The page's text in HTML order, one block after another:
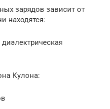
зарядов зависит от
находятся:
Кулона: